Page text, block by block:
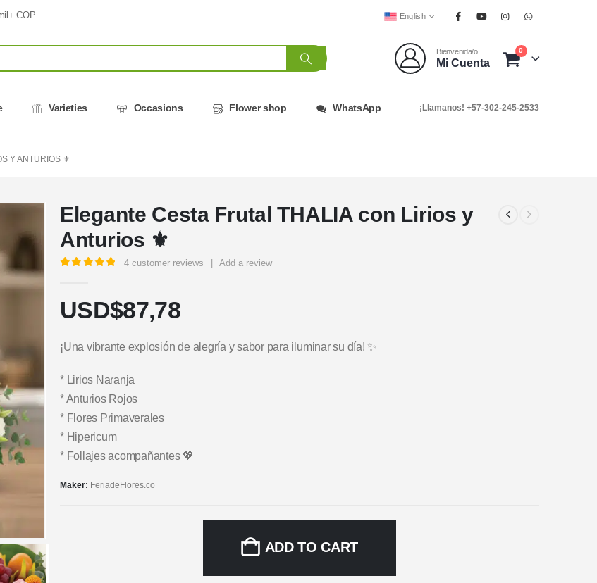
COP English
Bienvenida/o
Mi Cuenta
0
Varieties Occasions Flower shop WhatsApp ¡Llamanos! +57-302-245-2533
Y ANTURIOS ⚜️
Elegante Cesta Frutal THALIA con Lirios y
Anturios ⚜️
4 customer reviews Add a review
USD$87,78
¡Una vibrante explosión de alegría y sabor para iluminar su día! ✨
* Lirios Naranja
* Anturios Rojos
* Flores Primaverales
* Hipericum
* Follajes acompañantes 💖
Maker: FeriadeFlores.co
ADD TO CART